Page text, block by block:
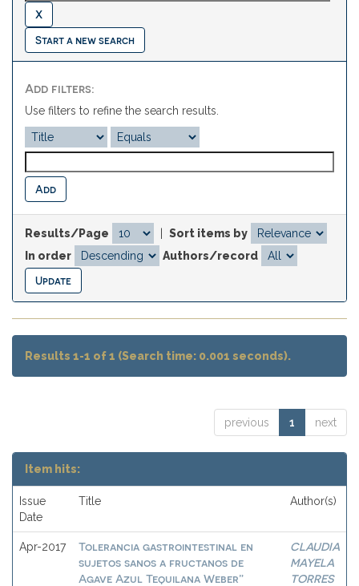
Start a new search
Add filters:
Use filters to refine the search results.
Results/Page
Sort items by
In order
Authors/record
Results 1-1 of 1 (Search time: 0.001 seconds).
previous 1 next
Item hits:
Issue
Date
Title Author(s)
Apr-2017
Tolerancia gastrointestinal en
sujetos sanos a fructanos de
Agave Azul Tequilana Weber”
CLAUDIA
MAYELA
TORRES